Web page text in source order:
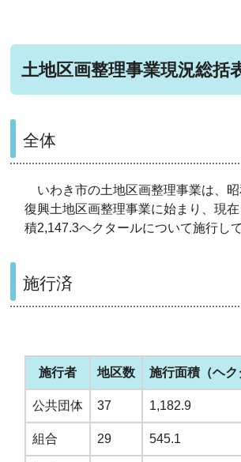
土地区画整理事業現況総括
全体
いわき市の土地区画整理事業は、昭
復興土地区画整理事業に始まり、現
積2,147.3ヘクタールについて施行し
施行済
施行者 地区数 施行面積（ヘク
公共団体 37 1,182.9
組合 29 545.1